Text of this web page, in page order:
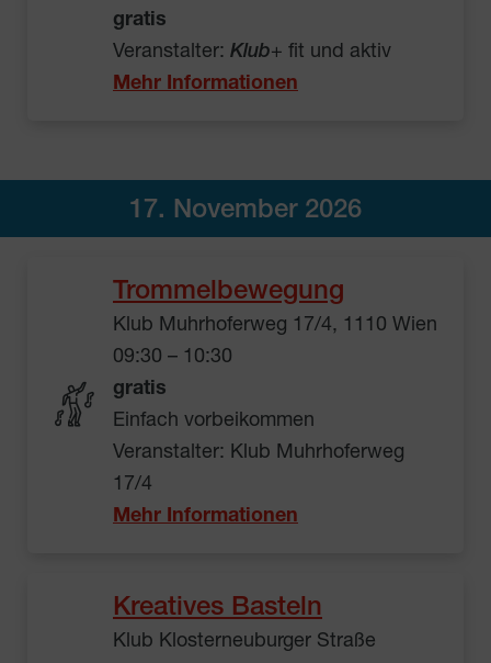
gratis
Veranstalter: Klub+ fit und aktiv
Mehr Informationen
17. November 2026
Trommelbewegung
Klub Muhrhoferweg 17/4, 1110 Wien
09:30 – 10:30
gratis
Einfach vorbeikommen
Veranstalter: Klub Muhrhoferweg
17/4
Mehr Informationen
Kreatives Basteln
Klub Klosterneuburger Straße